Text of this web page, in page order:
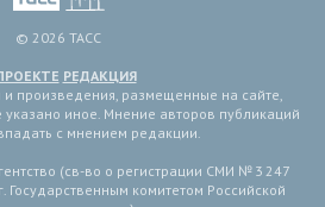
© 2026 ТАСС
РЕДАКЦИЯ
произведения, размещенные на сайте,
иное. Мнение авторов публикаций
с мнением редакции.
(св-во о регистрации СМИ № 3 247
Государственным комитетом Российской